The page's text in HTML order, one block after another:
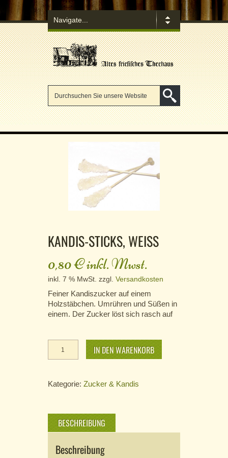
KANDIS-STICKS, WEISS
0,80€inkl. Mwst.
inkl. 7 % MwSt. zzgl. Versandkosten
Feiner Kandiszucker auf einem
Holzstäbchen. Umrühren und Süßen in
einem. Der Zucker löst sich rasch auf
Sticks,
weiss
IN DEN WARENKORB
Kategorie: Zucker & Kandis
BESCHREIBUNG
Beschreibung